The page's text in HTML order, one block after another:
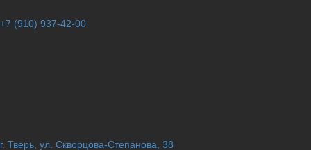
+7 (910) 937-42-00
г. Тверь, ул. Скворцова-Степанова, 38